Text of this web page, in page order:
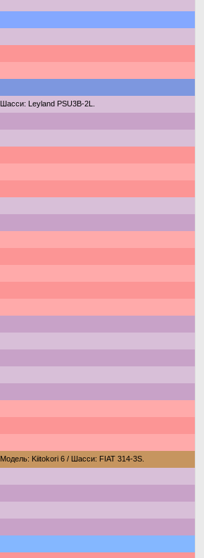
Шасси: Leyland PSU3B-2L.
Модель: Kiitokori 6 / Шасси: FIAT 314-3S.